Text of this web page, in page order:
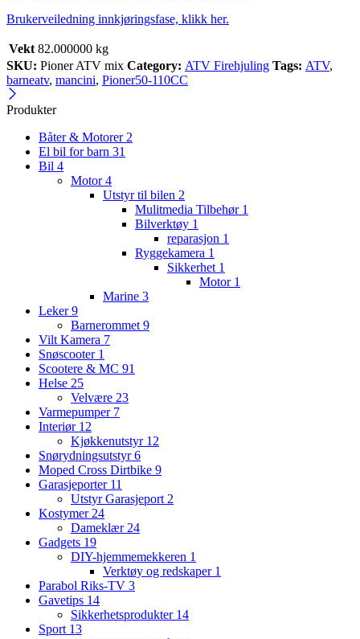
Brukerveiledning innkjøringsfase, klikk her.
Vekt 82.000000 kg
SKU: Pioner ATV mix Category: ATV Firehjuling Tags: ATV,
barneatv, mancini, Pioner50-110CC
Produkter
Båter & Motorer 2
El bil for barn 31
Bil 4
Motor4
Utstyr til bilen 2
Mulitmedia Tilbehør 1
Bilverktøy 1
reparasjon 1
Ryggekamera 1
Sikkerhet 1
Motor 1
Marine 3
Leker9
Barnerommet 9
Vilt Kamera 7
Snøscooter 1
Scootere & MC 91
Helse 25
Velvære 23
Varmepumper 7
Interiør 12
Kjøkkenutstyr 12
Snørydningsutstyr6
Moped Cross Dirtbike 9
Garasjeporter 11
Utstyr Garasjeport 2
Kostymer 24
Dameklær 24
Gadgets 19
DIY-hjemmemekkeren 1
Verktøy og redskaper 1
Parabol Riks-TV 3
Gavetips 14
Sikkerhetsprodukter 14
Sport 13